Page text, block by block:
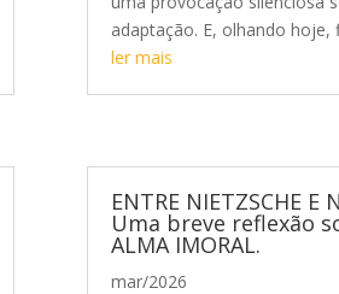
adaptação. E, olhando hoje,
ler mais
ENTRE NIETZSCHE E
Uma breve reflexão
ALMA IMORAL.
mar/2026